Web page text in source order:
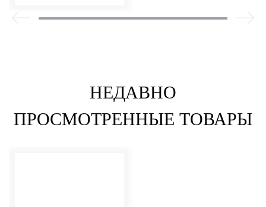
НЕДАВНО
ПРОСМОТРЕННЫЕ ТОВАРЫ